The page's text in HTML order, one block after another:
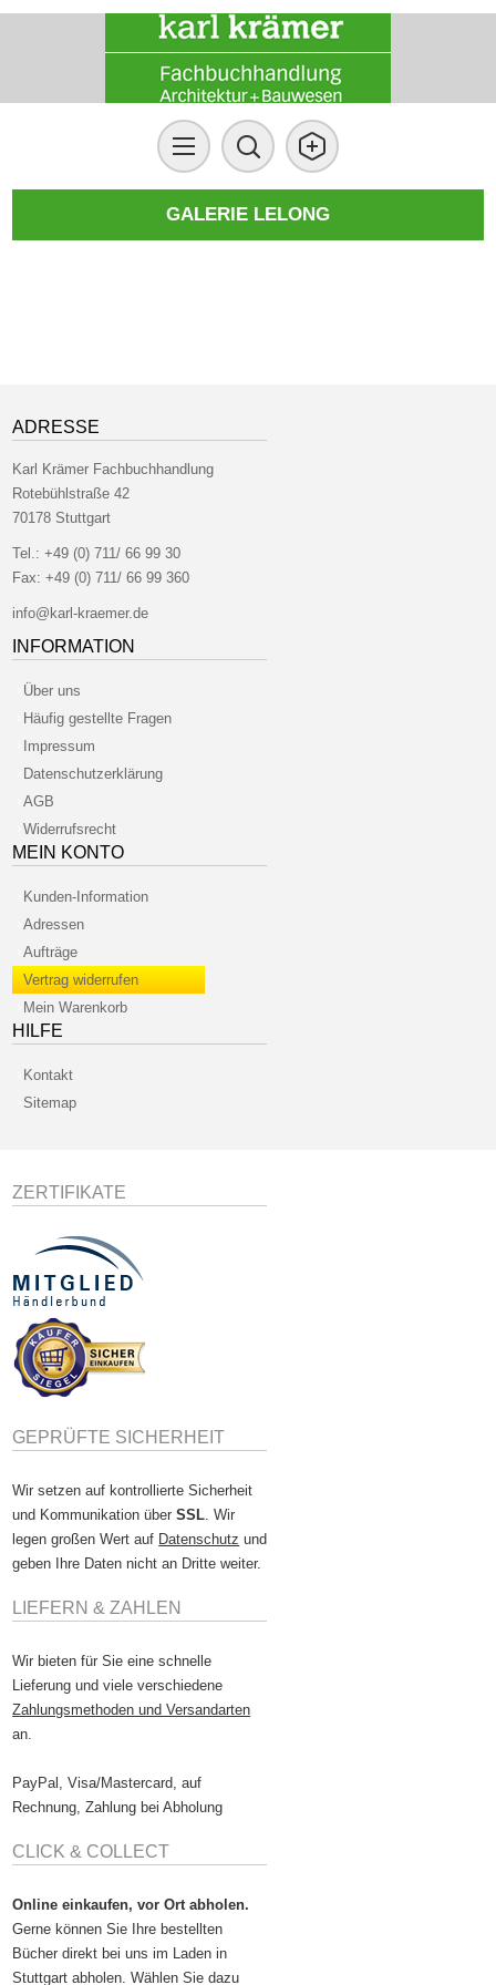
GALERIE LELONG
ADRESSE
Karl Krämer Fachbuchhandlung
Rotebühlstraße 42
70178 Stuttgart
Tel.:+49 (0) 711/ 66 99 30
Fax: +49 (0) 711/ 66 99 360
info@karl-kraemer.de
INFORMATION
Über uns
Häufig gestellte Fragen
Impressum
Datenschutzerklärung
AGB
Widerrufsrecht
MEIN KONTO
Kunden-Information
Adressen
Aufträge
Vertrag widerrufen
Mein Warenkorb
HILFE
Kontakt
Sitemap
ZERTIFIKATE
GEPRÜFTE SICHERHEIT
Wir setzen auf kontrollierte Sicherheit
und Kommunikation überSSL. Wir
legen großen Wert auf Datenschutz und
geben Ihre Daten nicht an Dritte weiter.
LIEFERN & ZAHLEN
Wir bieten für Sie eine schnelle
Lieferung und viele verschiedene
Zahlungsmethoden und Versandarten
an.
PayPal, Visa/Mastercard, auf
Rechnung, Zahlung bei Abholung
CLICK & COLLECT
Online einkaufen, vor Ort abholen.
Gerne können Sie Ihre bestellten
Bücher direkt bei uns im Laden in
Stuttgart abholen. Wählen Sie dazu